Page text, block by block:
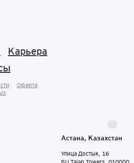
Карьера
Оферта
Астана, Казахстан
Улица Достык, 16